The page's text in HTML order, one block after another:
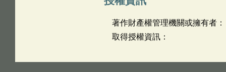
著作財產權管理機關或擁有者：
取得授權資訊：